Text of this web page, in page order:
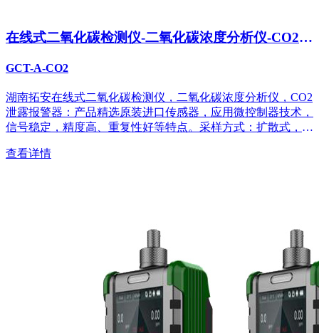
在线式二氧化碳检测仪-二氧化碳浓度分析仪-CO2泄
GCT-A-CO2
湖南拓安在线式二氧化碳检测仪，二氧化碳浓度分析仪，CO2
泄露报警器：产品精选原装进口传感器，应用微控制器技术，
信号稳定，精度高、重复性好等特点。采样方式：扩散式，管
查看详情